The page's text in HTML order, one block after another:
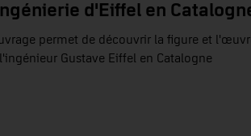
d'Eiffel en
permet de découvrir la figure et
Gustave Eiffel en Catalogne